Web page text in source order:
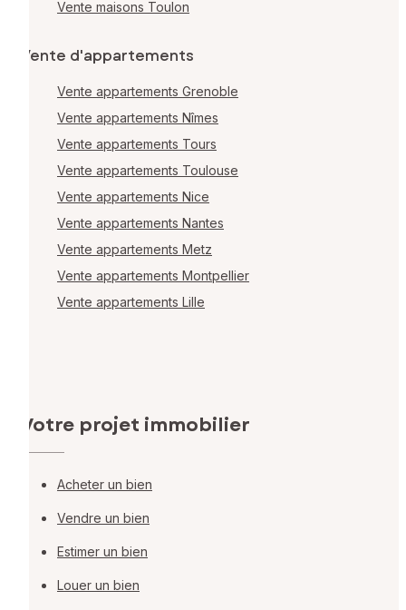
Vente maisons Toulon
Vente d'appartements
Vente appartements Grenoble
Vente appartements Nîmes
Vente appartements Tours
Vente appartements Toulouse
Vente appartements Nice
Vente appartements Nantes
Vente appartements Metz
Vente appartements Montpellier
Vente appartements Lille
Votre projet immobilier
Acheter un bien
Vendre un bien
Estimer un bien
Louer un bien